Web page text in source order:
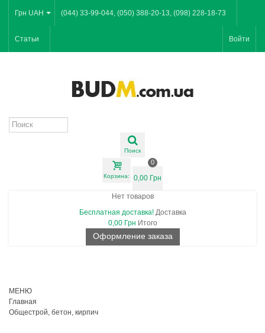
Грн UAH (044) 33-99-044, (050) 388-20-13, (098) 228-18-73
Статьи Войти
Поиск
Корзина:
0
0,00 Грн
Нет товаров
Бесплатная доставка! Доставка
0,00 Грн Итого
Оформление заказа
МЕНЮ
Главная
Общестрой, бетон, кирпич